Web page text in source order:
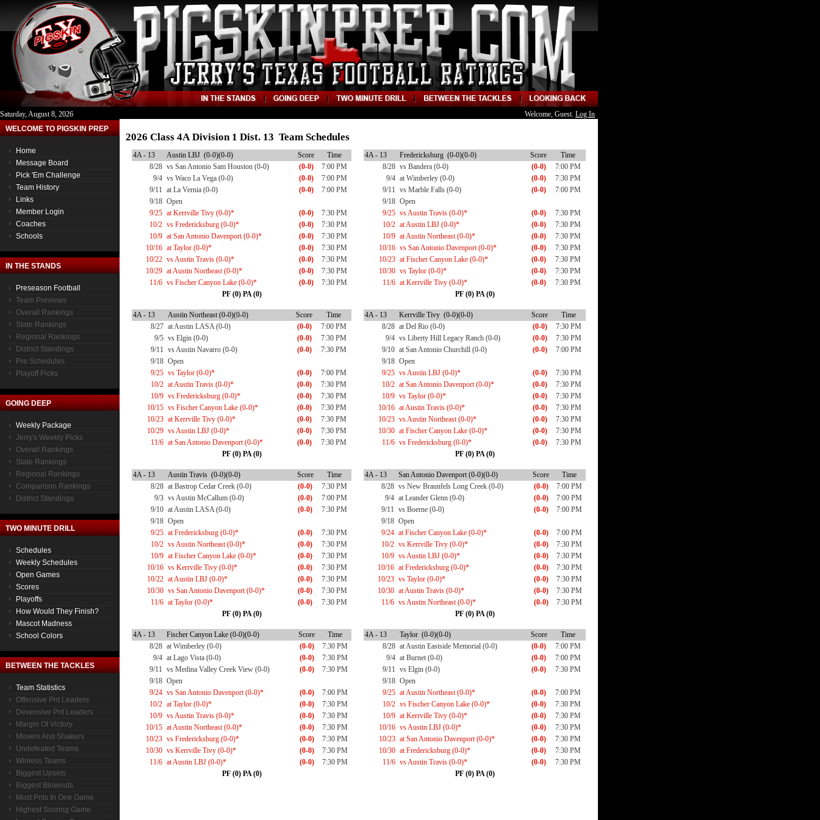
Saturday, August 8, 2026 Welcome, Guest. Log In
WELCOME TO PIGSKIN PREP
Home
Message Board
Pick 'Em Challenge
Team History
Links
Member Login
Coaches
Schools
IN THE STANDS
Preseason Football
Team Previews
Overall Rankings
State Rankings
Regional Rankings
District Standings
Pre Schedules
Playoff Picks
GOING DEEP
Weekly Package
Jerry's Weekly Picks
Overall Rankings
State Rankings
Regional Rankings
Comparison Rankings
District Standings
TWO MINUTE DRILL
Schedules
Weekly Schedules
Open Games
Scores
Playoffs
How Would They Finish?
Mascot Madness
School Colors
BETWEEN THE TACKLES
Team Statistics
Offensive Pnt Leaders
Devensive Pnt Leaders
Margin Of Victory
Movers And Shakers
Undefeated Teams
Winless Teams
Biggest Upsets
Biggest Blowouts
Most Pnts In One Game
Highest Scoring Game
2026 Class 4A Division 1 Dist. 13 Team Schedules
4A - 13 Austin LBJ (0-0)(0-0) Score
Time
8/28 vs San Antonio Sam Houston (0-0) (0-0)
7:00 PM
9/4 vs Waco La Vega (0-0) (0-0)
7:00 PM
9/11 at La Vernia (0-0) (0-0)
7:00 PM
9/18 Open
9/25 at Kerrville Tivy (0-0)* (0-0)
7:30 PM
10/2 vs Fredericksburg (0-0)* (0-0)
7:30 PM
10/9 at San Antonio Davenport (0-0)* (0-0)
7:30 PM
10/16 at Taylor (0-0)* (0-0)
7:30 PM
10/22 vs Austin Travis (0-0)* (0-0)
7:30 PM
10/29 at Austin Northeast (0-0)* (0-0)
7:30 PM
11/6 vs Fischer Canyon Lake (0-0)* (0-0)
7:30 PM
PF (0) PA (0)
4A - 13 Austin Northeast (0-0)(0-0) Score
Time
8/27 at Austin LASA (0-0) (0-0)
7:00 PM
9/5 vs Elgin (0-0) (0-0)
7:30 PM
9/11 vs Austin Navarro (0-0) (0-0)
7:30 PM
9/18 Open
9/25 vs Taylor (0-0)* (0-0)
7:00 PM
10/2 at Austin Travis (0-0)* (0-0)
7:30 PM
10/9 vs Fredericksburg (0-0)* (0-0)
7:30 PM
10/15 vs Fischer Canyon Lake (0-0)* (0-0)
7:30 PM
10/23 at Kerrville Tivy (0-0)* (0-0)
7:30 PM
10/29 vs Austin LBJ (0-0)* (0-0)
7:30 PM
11/6 at San Antonio Davenport (0-0)* (0-0)
7:30 PM
PF (0) PA (0)
4A - 13 Austin Travis (0-0)(0-0) Score
Time
8/28 at Bastrop Cedar Creek (0-0) (0-0)
7:30 PM
9/3 vs Austin McCallum (0-0) (0-0)
7:00 PM
9/10 at Austin LASA (0-0) (0-0)
7:30 PM
9/18 Open
9/25 at Fredericksburg (0-0)* (0-0)
7:30 PM
10/2 vs Austin Northeast (0-0)* (0-0)
7:30 PM
10/9 at Fischer Canyon Lake (0-0)* (0-0)
7:30 PM
10/16 vs Kerrville Tivy (0-0)* (0-0)
7:30 PM
10/22 at Austin LBJ (0-0)* (0-0)
7:30 PM
10/30 vs San Antonio Davenport (0-0)* (0-0)
7:30 PM
11/6 at Taylor (0-0)* (0-0)
7:30 PM
PF (0) PA (0)
4A - 13 Fischer Canyon Lake (0-0)(0-0) Score
Time
8/28 at Wimberley (0-0) (0-0)
7:30 PM
9/4 at Lago Vista (0-0) (0-0)
7:30 PM
9/11 vs Medina Valley Creek View (0-0) (0-0)
7:30 PM
9/18 Open
9/24 vs San Antonio Davenport (0-0)* (0-0)
7:00 PM
10/2 at Taylor (0-0)* (0-0)
7:30 PM
10/9 vs Austin Travis (0-0)* (0-0)
7:30 PM
10/15 at Austin Northeast (0-0)* (0-0)
7:30 PM
10/23 vs Fredericksburg (0-0)* (0-0)
7:30 PM
10/30 vs Kerrville Tivy (0-0)* (0-0)
7:30 PM
11/6 at Austin LBJ (0-0)* (0-0)
7:30 PM
PF (0) PA (0)
4A - 13 Fredericksburg (0-0)(0-0) Score
Time
8/28 vs Bandera (0-0) (0-0)
7:00 PM
9/4 at Wimberley (0-0) (0-0)
7:30 PM
9/11 vs Marble Falls (0-0) (0-0)
7:00 PM
9/18 Open
9/25 vs Austin Travis (0-0)* (0-0)
7:30 PM
10/2 at Austin LBJ (0-0)* (0-0)
7:30 PM
10/9 at Austin Northeast (0-0)* (0-0)
7:30 PM
10/16 vs San Antonio Davenport (0-0)* (0-0)
7:30 PM
10/23 at Fischer Canyon Lake (0-0)* (0-0)
7:30 PM
10/30 vs Taylor (0-0)* (0-0)
7:30 PM
11/6 at Kerrville Tivy (0-0)* (0-0)
7:30 PM
PF (0) PA (0)
4A - 13 Kerrville Tivy (0-0)(0-0) Score
Time
8/28 at Del Rio (0-0) (0-0)
7:30 PM
9/4 vs Liberty Hill Legacy Ranch (0-0) (0-0)
7:30 PM
9/10 at San Antonio Churchill (0-0) (0-0)
7:00 PM
9/18 Open
9/25 vs Austin LBJ (0-0)* (0-0)
7:30 PM
10/2 at San Antonio Davenport (0-0)* (0-0)
7:30 PM
10/9 vs Taylor (0-0)* (0-0)
7:30 PM
10/16 at Austin Travis (0-0)* (0-0)
7:30 PM
10/23 vs Austin Northeast (0-0)* (0-0)
7:30 PM
10/30 at Fischer Canyon Lake (0-0)* (0-0)
7:30 PM
11/6 vs Fredericksburg (0-0)* (0-0)
7:30 PM
PF (0) PA (0)
4A - 13 San Antonio Davenport (0-0)(0-0) Score
Time
8/28 vs New Braunfels Long Creek (0-0) (0-0)
7:00 PM
9/4 at Leander Glenn (0-0) (0-0)
7:00 PM
9/11 vs Boerne (0-0) (0-0)
7:00 PM
9/18 Open
9/24 at Fischer Canyon Lake (0-0)* (0-0)
7:00 PM
10/2 vs Kerrville Tivy (0-0)* (0-0)
7:30 PM
10/9 vs Austin LBJ (0-0)* (0-0)
7:30 PM
10/16 at Fredericksburg (0-0)* (0-0)
7:30 PM
10/23 vs Taylor (0-0)* (0-0)
7:30 PM
10/30 at Austin Travis (0-0)* (0-0)
7:30 PM
11/6 vs Austin Northeast (0-0)* (0-0)
7:30 PM
PF (0) PA (0)
4A - 13 Taylor (0-0)(0-0) Score
Time
8/28 at Austin Eastside Memorial (0-0) (0-0)
7:00 PM
9/4 at Burnet (0-0) (0-0)
7:00 PM
9/11 vs Elgin (0-0) (0-0)
7:30 PM
9/18 Open
9/25 at Austin Northeast (0-0)* (0-0)
7:00 PM
10/2 vs Fischer Canyon Lake (0-0)* (0-0)
7:30 PM
10/9 at Kerrville Tivy (0-0)* (0-0)
7:30 PM
10/16 vs Austin LBJ (0-0)* (0-0)
7:30 PM
10/23 at San Antonio Davenport (0-0)* (0-0)
7:30 PM
10/30 at Fredericksburg (0-0)* (0-0)
7:30 PM
11/6 vs Austin Travis (0-0)* (0-0)
7:30 PM
PF (0) PA (0)